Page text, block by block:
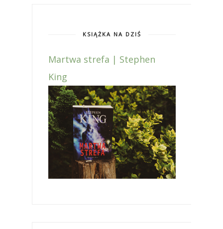
KSIĄŻKA NA DZIŚ
Martwa strefa | Stephen
King